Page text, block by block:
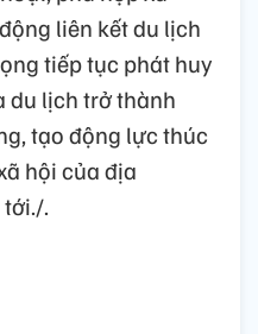
liên kết du lịch
tiếp tục phát huy
du lịch trở thành
tạo động lực thúc
hội của địa
.